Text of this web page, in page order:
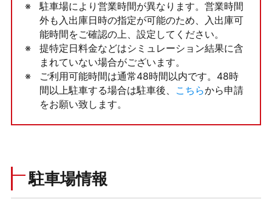
駐車場により営業時間が異なります。営業時間
外も入出庫日時の指定が可能のため、入出庫可
能時間をご確認の上、設定してください。
提特定日料金などはシミュレーション結果に含
まれていない場合がございます。
ご利用可能時間は通常48時間以内です。48時
間以上駐車する場合は駐車後、
こちらから申請
をお願い致します。
駐車場情報